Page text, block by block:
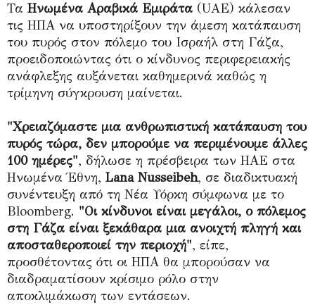
Τα Ηνωμένα Αραβικά Εμιράτα (UAE) κάλεσαν
τις ΗΠΑ να υποστηρίξουν την άμεση κατάπαυση
του πυρός στον πόλεμο του Ισραήλ στη Γάζα,
προειδοποιώντας ότι ο κίνδυνος περιφερειακής
ανάφλεξης αυξάνεται καθημερινά καθώς η
τρίμηνη σύγκρουση μαίνεται.
"Χρειαζόμαστε μια ανθρωπιστική κατάπαυση του
πυρός τώρα, δεν μπορούμε να περιμένουμε άλλες
100 ημέρες", δήλωσε η πρέσβειρα των ΗΑΕ στα
Ηνωμένα Έθνη, Lana Nusseibeh, σε διαδικτυακή
συνέντευξη από τη Νέα Υόρκη σύμφωνα με το
Bloomberg. "Οι κίνδυνοι είναι μεγάλοι, ο πόλεμος
στη Γάζα είναι ξεκάθαρα μια ανοιχτή πληγή και
αποσταθεροποιεί την περιοχή", είπε,
προσθέτοντας ότι οι ΗΠΑ θα μπορούσαν να
διαδραματίσουν κρίσιμο ρόλο στην
αποκλιμάκωση των εντάσεων.